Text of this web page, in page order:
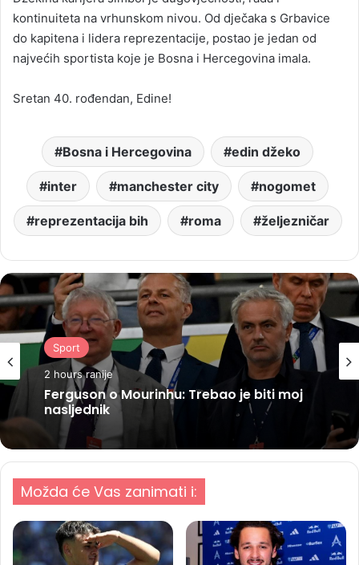
kontinuiteta na vrhunskom nivou. Od dječaka s Grbavice
do kapitena i lidera reprezentacije, postao je jedan od
najvećih sportista koje je Bosna i Hercegovina imala.
Sretan 40. rođendan, Edine!
Bosna i Hercegovina edin džeko
inter manchester city nogomet
reprezentacija bih roma željezničar
Sport
2 hours ranije
Ferguson o Mourinhu: Trebao je biti moj
nasljednik
Možda će Vas zanimati i: